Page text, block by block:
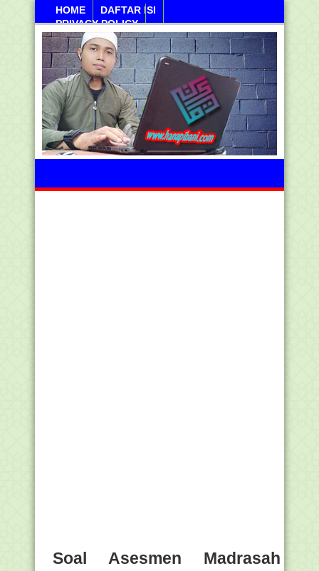
HOME
DAFTAR ISI
PRIVACY POLICY
Kamis, 06 Agustus 2026
Soal Asesmen Madrasah